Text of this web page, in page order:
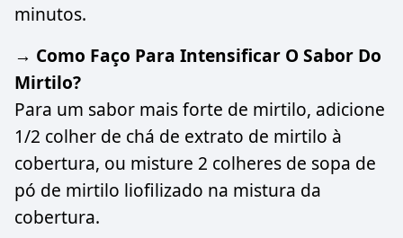
minutos.
→ Como Faço Para Intensificar O Sabor Do
Mirtilo?
Para um sabor mais forte de mirtilo, adicione
1/2 colher de chá de extrato de mirtilo à
cobertura, ou misture 2 colheres de sopa de
pó de mirtilo liofilizado na mistura da
cobertura.